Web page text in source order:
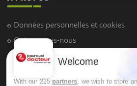
Données personnelles et cookies
Qui sommes-nous
Conditions d'utilisation
Welcome
With our 225 partners , we wish to store